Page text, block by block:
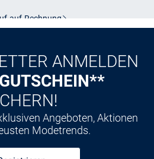
auf Rechnung
ANMELDEN
Angeboten, Aktionen
Modetrends.